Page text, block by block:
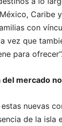
Caribe
con
vez que
para ofrecer’’.
del mercado
nuevas
de la isla